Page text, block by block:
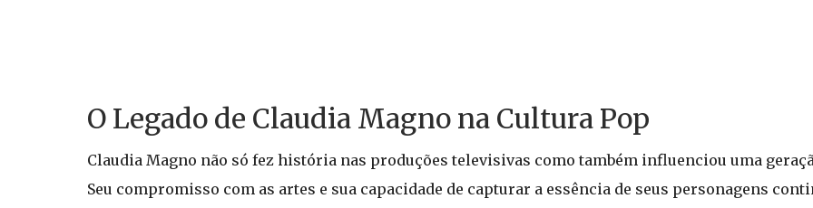
O Legado de Claudia Magno na Cultura Pop
Claudia Magno não só fez história nas produções televisivas como também influenciou uma
Seu compromisso com as artes e sua capacidade de capturar a essência de seus personagens